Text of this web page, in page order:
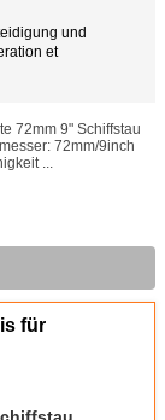
und
et
72mm 9" Schiffstau
72mm/9inch
...
für